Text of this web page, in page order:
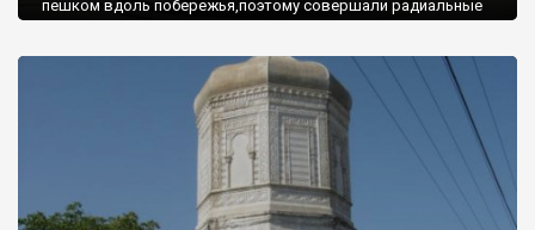
пешком вдоль побережья,поэтому совершали радиальные